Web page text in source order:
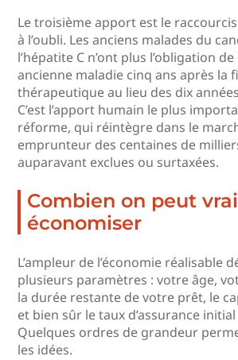
Le troisième apport est le
à l’oubli. Les anciens malades du
l’hépatite C n’ont plus l’obligation
ancienne maladie cinq ans après la
thérapeutique au lieu des dix
C’est l’apport humain le plus
réforme, qui réintègre dans le
emprunteur des centaines de
auparavant exclues ou surtaxées.
Combien on peut
économiser
L’ampleur de l’économie réalisable
plusieurs paramètres : votre âge,
la durée restante de votre prêt, le
et bien sûr le taux d’assurance
Quelques ordres de grandeur
les idées.